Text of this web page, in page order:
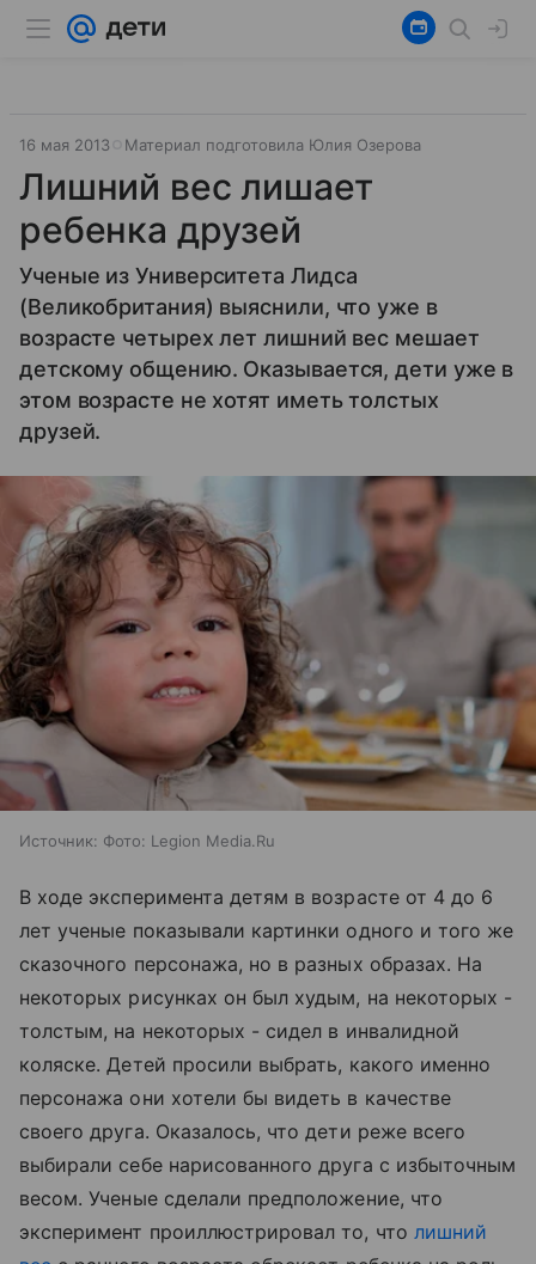
16 мая 2013 Материал подготовила Юлия Озерова
Лишний вес лишает
ребенка друзей
Ученые из Университета Лидса
(Великобритания) выяснили, что уже в
возрасте четырех лет лишний вес мешает
детскому общению. Оказывается, дети уже в
этом возрасте не хотят иметь толстых
друзей.
Источник: Фото: Legion Media.Ru
В ходе эксперимента детям в возрасте от 4 до 6
лет ученые показывали картинки одного и того же
сказочного персонажа, но в разных образах. На
некоторых рисунках он был худым, на некоторых -
толстым, на некоторых - сидел в инвалидной
коляске. Детей просили выбрать, какого именно
персонажа они хотели бы видеть в качестве
своего друга. Оказалось, что дети реже всего
выбирали себе нарисованного друга с избыточным
весом. Ученые сделали предположение, что
эксперимент проиллюстрировал то, что лишний